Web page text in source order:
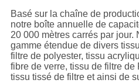
Basé sur la chaîne de
notre boîte annuelle de
20 000 mètres carrés par
gamme étendue de divers
filtre de polyester, tissu
fibre de verre, tissu de filtre
tissu tissé de filtre et ainsi de